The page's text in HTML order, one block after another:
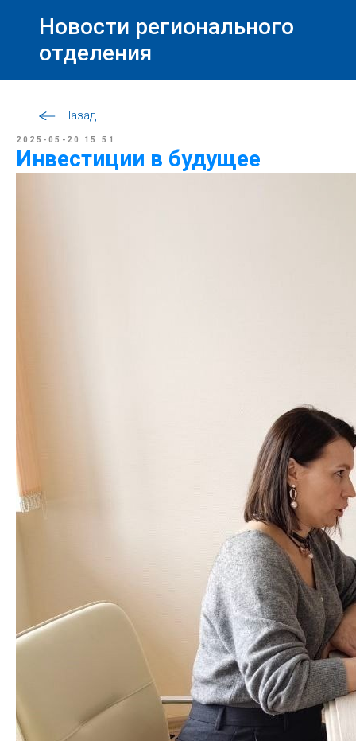
Новости регионального
отделения
Назад
2025-05-20 15:51
Инвестиции в будущее